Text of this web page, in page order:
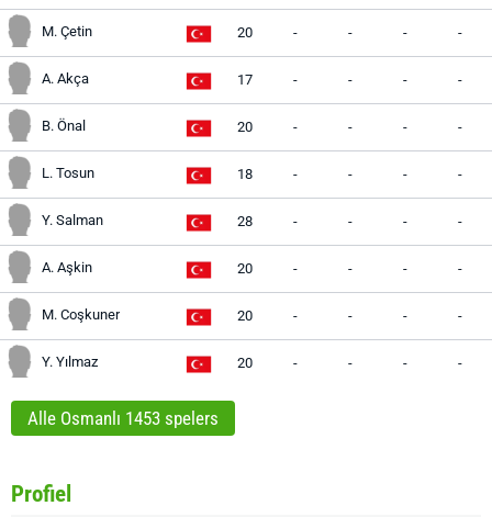
M. Çetin 20 - - - -
A. Akça 17 - - - -
B. Önal 20 - - - -
L. Tosun 18 - - - -
Y. Salman 28 - - - -
A. Aşkin 20 - - - -
M. Coşkuner 20 - - - -
Y. Yılmaz 20 - - - -
Alle Osmanlı 1453 spelers
Profiel